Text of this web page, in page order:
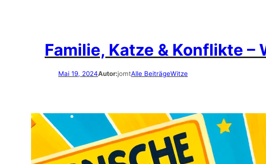
Familie, Katze & Konflikte –
Mai 19, 2024Autor:jomtAlle BeiträgeWitze